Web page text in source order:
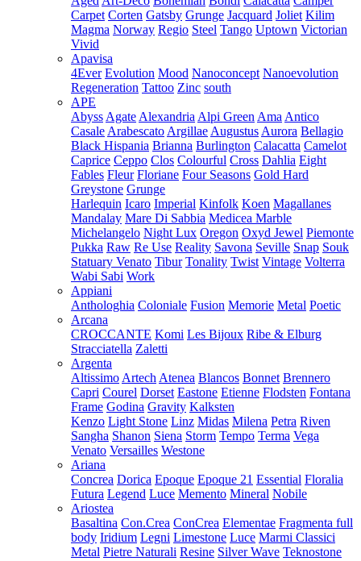
Carpet Corten Gatsby Grunge Jacquard Joliet Kilim
Magma Norway Regio Steel Tango Uptown Victorian
Vivid
Apavisa
4Ever Evolution Mood Nanoconcept Nanoevolution
Regeneration Tattoo Zinc south
APE
Abyss Agate Alexandria Alpi Green Ama Antico
Casale Arabescato Argillae Augustus Aurora Bellagio
Black Hispania Brianna Burlington Calacatta Camelot
Caprice Ceppo Clos Colourful Cross Dahlia Eight
Fables Fleur Floriane Four Seasons Gold Hard
Greystone Grunge
Harlequin Icaro Imperial Kinfolk Koen Magallanes
Mandalay Mare Di Sabbia Medicea Marble
Michelangelo Night Lux Oregon Oxyd Jewel Piemonte
Pukka Raw Re Use Reality Savona Seville Snap Souk
Statuary Venato Tibur Tonality Twist Vintage Volterra
Wabi Sabi Work
Appiani
Anthologhia Coloniale Fusion Memorie Metal Poetic
Arcana
CROCCANTE Komi Les Bijoux Ribe & Elburg
Stracciatella Zaletti
Argenta
Altissimo Artech Atenea Blancos Bonnet Brennero
Capri Courel Dorset Eastone Etienne Flodsten Fontana
Frame Godina Gravity Kalksten
Kenzo Light Stone Linz Midas Milena Petra Riven
Sangha Shanon Siena Storm Tempo Terma Vega
Venato Versailles Westone
Ariana
Concrea Dorica Epoque Epoque 21 Essential Floralia
Futura Legend Luce Memento Mineral Nobile
Ariostea
Basaltina Con.Crea ConCrea Elementae Fragmenta full
body Iridium Legni Limestone Luce Marmi Classici
Metal Pietre Naturali Resine Silver Wave Teknostone